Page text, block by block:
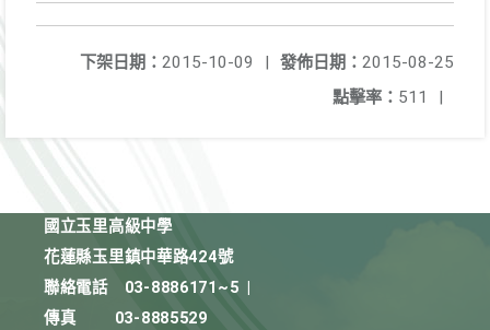
發佈日期： 2015-08-25
下架日期： 2015-10-09
|
點擊率： 511 |
國立玉里高級中學
花蓮縣玉里鎮中華路424號
聯絡電話
03-8886171~5
傳真
03-8885529